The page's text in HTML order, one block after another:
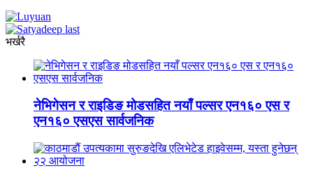
भर्खरै
नेभिगेसन र राइडिङ मोडसहित नयाँ पल्सर एन१६० एस र
एन१६० एसएस सार्वजनिक